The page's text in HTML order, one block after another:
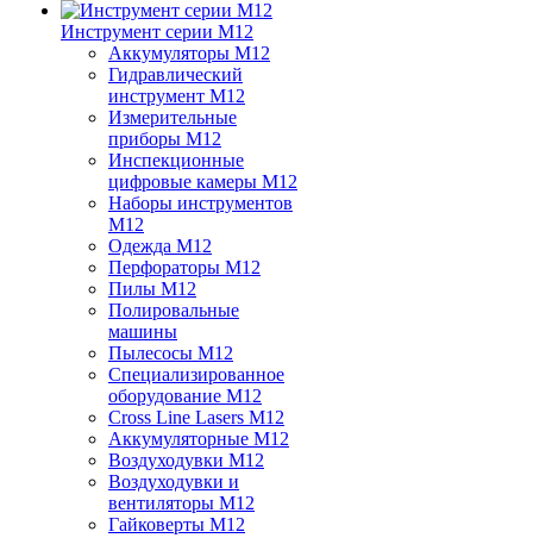
Инструмент серии M12
Аккумуляторы M12
Гидравлический
инструмент M12
Измерительные
приборы M12
Инспекционные
цифровые камеры M12
Наборы инструментов
M12
Одежда M12
Перфораторы M12
Пилы M12
Полировальные
машины
Пылесосы M12
Специализированное
оборудование M12
Cross Line Lasers M12
Аккумуляторные M12
Воздуходувки M12
Воздуходувки и
вентиляторы M12
Гайковерты M12